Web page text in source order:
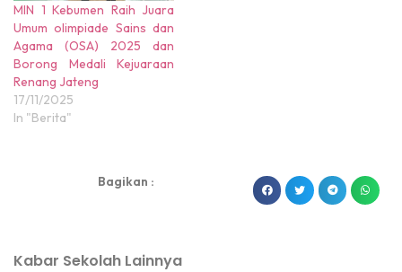
MIN 1 Kebumen Raih Juara
Umum olimpiade Sains dan
Agama (OSA) 2025 dan
Borong Medali Kejuaraan
Renang Jateng
17/11/2025
In "Berita"
Bagikan :
Kabar Sekolah Lainnya